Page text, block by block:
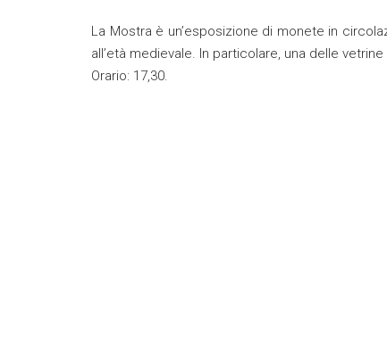
La Mostra è un’esposizione di monete in
all’età medievale. In particolare, una delle
Orario: 17,30.